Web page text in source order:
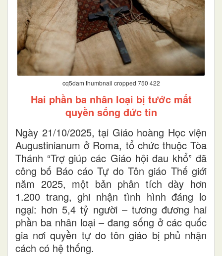
cq5dam thumbnail cropped 750 422
Hai phần ba nhân loại bị tước mất
quyền sống đức tin
Ngày 21/10/2025, tại Giáo hoàng Học viện
Augustinianum ở Roma, tổ chức thuộc Tòa
Thánh “Trợ giúp các Giáo hội đau khổ” đã
công bố Báo cáo Tự do Tôn giáo Thế giới
năm 2025, một bản phân tích dày hơn
1.200 trang, ghi nhận tình hình đáng lo
ngại: hơn 5,4 tỷ người – tương đương hai
phần ba nhân loại – đang sống ở các quốc
gia nơi quyền tự do tôn giáo bị phủ nhận
cách có hệ thống.